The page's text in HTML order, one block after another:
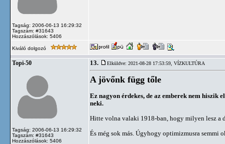
Tagság: 2006-06-13 16:29:32
Tagszám: #31643
Hozzászólások: 5406
Kiváló dolgozó
Topi-50
Tagság: 2006-06-13 16:29:32
Tagszám: #31643
Hozzászólások: 5406
13. Elküldve: 2021-08-28 17:53:59, VÍZKULTÚRA
A jövőnk függ tőle
Ez nagyon érdekes, de az emberek nem
neki.
Hitte volna valaki 1918-ban, hogy milyen lesz a
És még sok más. Úgyhogy optimizmusra semmi